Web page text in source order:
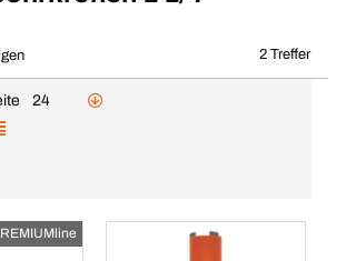
2 Treffer
24